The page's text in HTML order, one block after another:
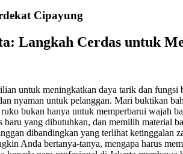
Cipayung
Langkah Cerdas untuk
untuk meningkatkan daya tarik dan
nyaman untuk pelanggan. Mari buktikan
bukan hanya untuk memperbarui wajah
baru yang dibutuhkan, dan memilih material
dibandingkan yang terlihat ketinggalan
Anda bertanya-tanya, mengapa harus